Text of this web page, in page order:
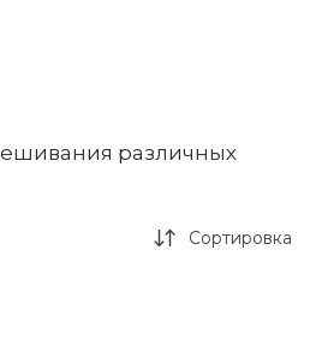
различных
Сортировка